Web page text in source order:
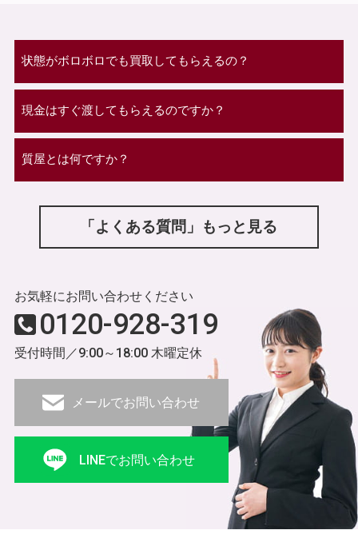
状態がボロボロでも買取してもらえるの？
現金はすぐ渡してもらえるのですか？
質屋とは何ですか？
「よくある質問」もっと見る
お気軽にお問い合わせください
0120-928-319
受付時間／9:00～18:00 木曜定休
メールでお問い合わせ
LINEでお問い合わせ